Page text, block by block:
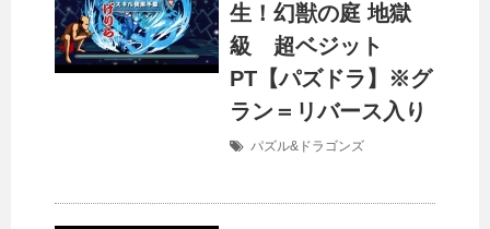
生！幻獣の庭 地獄
級 超ベジット
PT【パズドラ】※グ
ラン＝リバース入り
パズル&ドラゴンズ